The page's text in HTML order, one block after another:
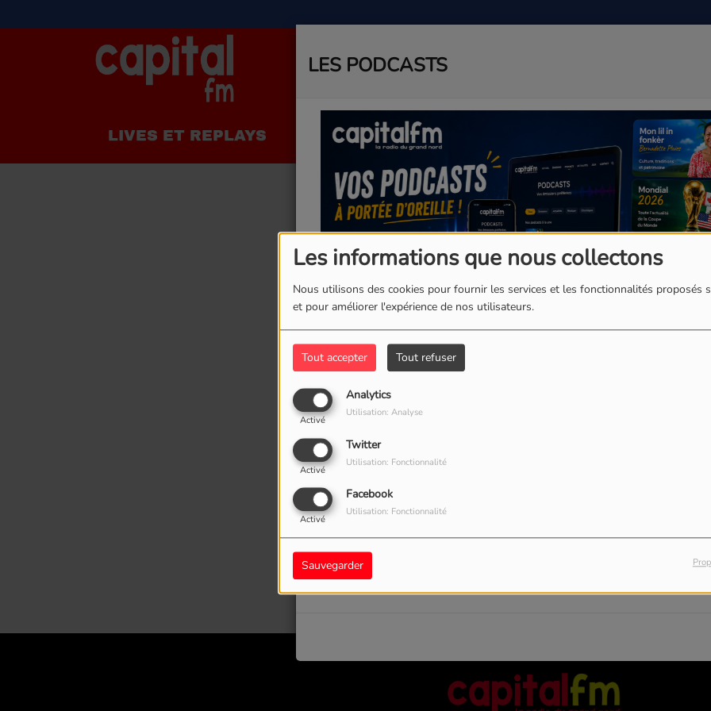
Les informations que nous collectons
Nous utilisons des cookies pour fournir les services et les fonctionnalités proposés
et pour améliorer l'expérience de nos utilisateurs.
Tout accepter Tout refuser
Analytics
Activé
Utilisation: Analyse
Twitter
Activé
Utilisation: Fonctionnalité
Facebook
Activé
Utilisation: Fonctionnalité
Sauvegarder
LIVES ET REPLAYS LA RADIO AGENDA
Oups, vous avez rencontré une
Il semble que la page que vous recherchez n’existe plus.
LES PODCASTS